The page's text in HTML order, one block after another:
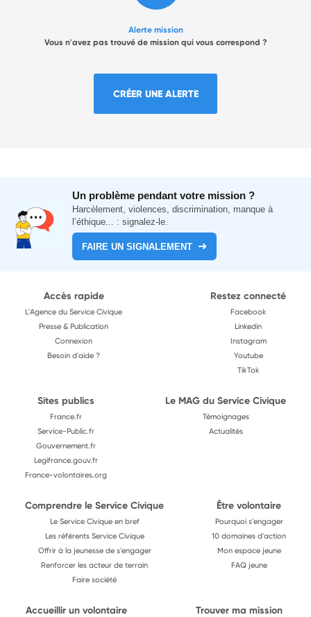
Alerte mission
Vous n'avez pas trouvé de mission qui vous correspond ?
CRÉER UNE ALERTE
Un problème pendant votre mission ?
Harcèlement, violences, discrimination, manque à
l’éthique... : signalez-le.
FAIRE UN SIGNALEMENT
Accès rapide
L'Agence du Service Civique
Presse & Publication
Connexion
Besoin d'aide ?
Restez connecté
Facebook
Linkedin
Instagram
Youtube
TikTok
Sites publics
France.fr
Service-Public.fr
Gouvernement.fr
Legifrance.gouv.fr
France-volontaires.org
Le MAG du Service Civique
Témoignages
Actualités
Comprendre le Service Civique
Le Service Civique en bref
Les référents Service Civique
Offrir à la jeunesse de s'engager
Renforcer les acteur de terrain
Faire société
Être volontaire
Pourquoi s'engager
10 domaines d'action
Mon espace jeune
FAQ jeune
Accueillir un volontaire Trouver ma mission